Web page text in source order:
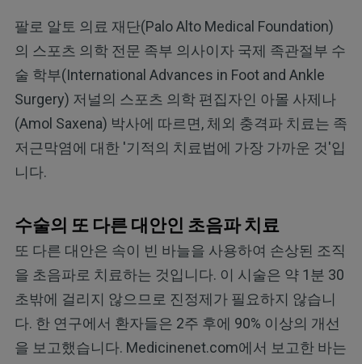
팔로 알토 의료 재단(Palo Alto Medical Foundation)
의 스포츠 의학 전문 족부 의사이자 국제 족관절부 수
술 학부(International Advances in Foot and Ankle
Surgery) 저널의 스포츠 의학 편집자인 아몰 사제나
(Amol Saxena) 박사에 따르면, 체외 충격파 치료는 족
저근막염에 대한 '기적의 치료법에 가장 가까운 것'입
니다.
수술의 또 다른 대안인 초음파 치료
또 다른 대안은 속이 빈 바늘을 사용하여 손상된 조직
을 초음파로 치료하는 것입니다. 이 시술은 약 1분 30
초밖에 걸리지 않으므로 진정제가 필요하지 않습니
다. 한 연구에서 환자들은 2주 후에 90% 이상의 개선
을 보고했습니다. Medicinenet.com에서 보고한 바는